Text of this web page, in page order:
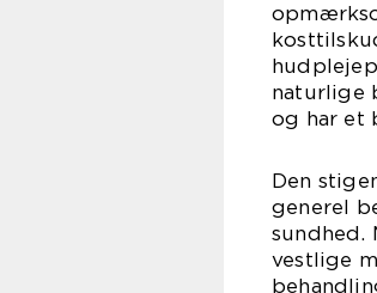
naturlige
og har et
Den
generel
sundhed.
vestlige